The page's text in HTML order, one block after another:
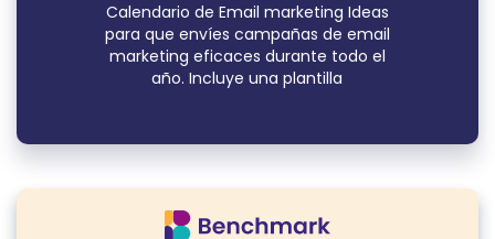
Calendario de Email marketing Ideas
para que envíes campañas de email
marketing eficaces durante todo el
año. Incluye una plantilla